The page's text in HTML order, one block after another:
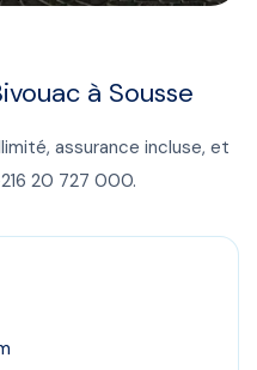
à Sousse
assurance incluse, et
20 727 000.